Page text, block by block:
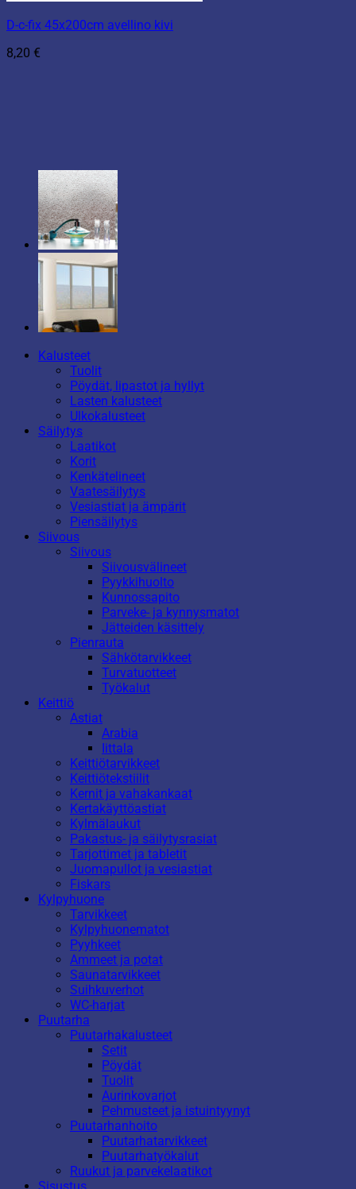
D-c-fix 45x200cm avellino kivi
8,20 €
Kalusteet
Tuolit
Pöydät, lipastot ja hyllyt
Lasten kalusteet
Ulkokalusteet
Säilytys
Laatikot
Korit
Kenkätelineet
Vaatesäilytys
Vesiastiat ja ämpärit
Piensäilytys
Siivous
Siivous
Siivousvälineet
Pyykkihuolto
Kunnossapito
Parveke- ja kynnysmatot
Jätteiden käsittely
Pienrauta
Sähkötarvikkeet
Turvatuotteet
Työkalut
Keittiö
Astiat
Arabia
Iittala
Keittiötarvikkeet
Keittiötekstiilit
Kernit ja vahakankaat
Kertakäyttöastiat
Kylmälaukut
Pakastus- ja säilytysrasiat
Tarjottimet ja tabletit
Juomapullot ja vesiastiat
Fiskars
Kylpyhuone
Tarvikkeet
Kylpyhuonematot
Pyyhkeet
Ammeet ja potat
Saunatarvikkeet
Suihkuverhot
WC-harjat
Puutarha
Puutarhakalusteet
Setit
Pöydät
Tuolit
Aurinkovarjot
Pehmusteet ja istuintyynyt
Puutarhanhoito
Puutarhatarvikkeet
Puutarhatyökalut
Ruukut ja parvekelaatikot
Sisustus